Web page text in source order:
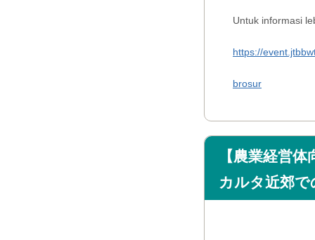
Untuk informasi
https://
brosur
【農業経営
カルタ近郊